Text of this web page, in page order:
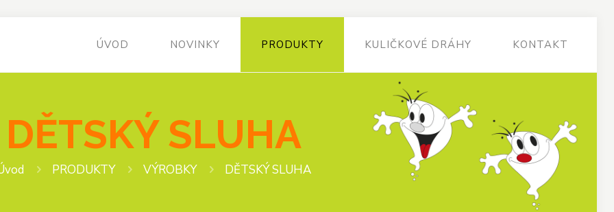
ÚVOD NOVINKY PRODUKTY KULIČKOVÉ DRÁHY KONTAKT
DĚTSKÝ SLUHA
PRODUKTY VÝROBKY DĚTSKÝ SLUHA